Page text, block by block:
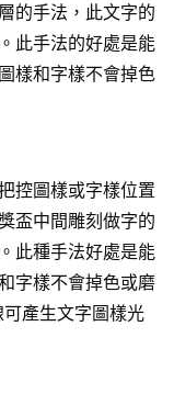
的手法，此文字的
此手法的好處是能
樣和字樣不會掉色
控圖樣或字樣位置
盃中間雕刻做字的
此種手法好處是能
字樣不會掉色或磨
產生文字圖樣光